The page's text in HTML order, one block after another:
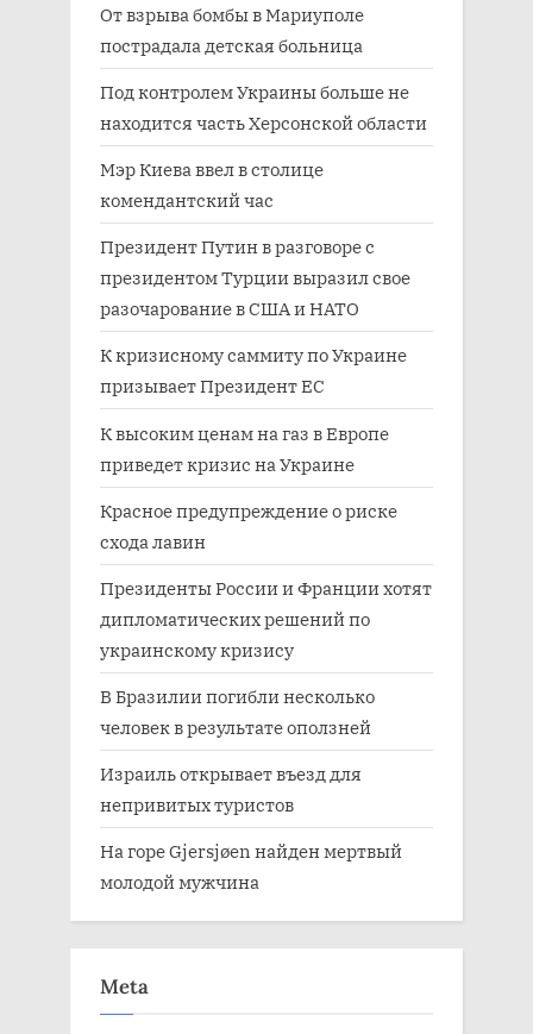
От взрыва бомбы в Мариуполе
пострадала детская больница
Под контролем Украины больше не
находится часть Херсонской области
Мэр Киева ввел в столице
комендантский час
Президент Путин в разговоре с
президентом Турции выразил свое
разочарование в США и НАТО
К кризисному саммиту по Украине
призывает Президент ЕС
К высоким ценам на газ в Европе
приведет кризис на Украине
Красное предупреждение о риске
схода лавин
Президенты России и Франции хотят
дипломатических решений по
украинскому кризису
В Бразилии погибли несколько
человек в результате оползней
Израиль открывает въезд для
непривитых туристов
На горе Gjersjøen найден мертвый
молодой мужчина
Meta